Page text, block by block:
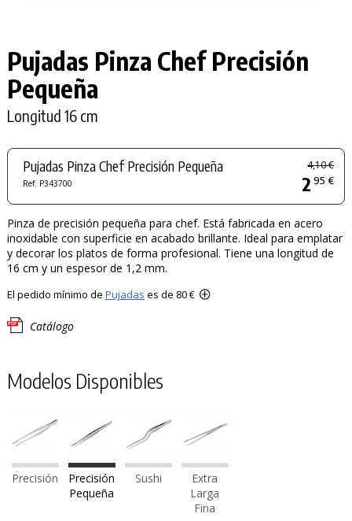
Pujadas Pinza Chef Precisión
Pequeña
Longitud 16 cm
Pujadas Pinza Chef Precisión Pequeña
Ref. P343700
4,10 €
2 95 €
Pinza de precisión pequeña para chef. Está fabricada en acero
inoxidable con superficie en acabado brillante. Ideal para emplatar
y decorar los platos de forma profesional. Tiene una longitud de
16 cm y un espesor de 1,2 mm.
El pedido mínimo de Pujadas es de 80 €
Catálogo
Modelos Disponibles
Precisión
Precisión
Pequeña
Sushi
Extra
Larga
Fina